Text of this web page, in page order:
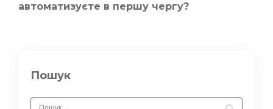
автоматизуєте в першу чергу?
Пошук